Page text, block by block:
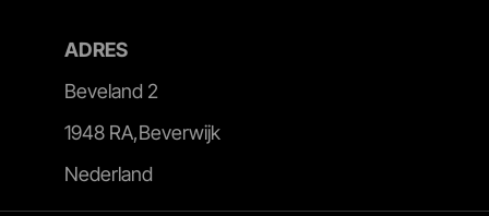
ADRES
Beveland 2
1948 RA,Beverwijk
Nederland